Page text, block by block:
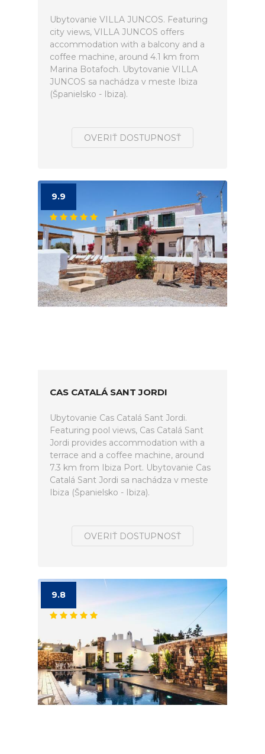
Ubytovanie VILLA JUNCOS. Featuring
city views, VILLA JUNCOS offers
accommodation with a balcony and a
coffee machine, around 4.1 km from
Marina Botafoch. Ubytovanie VILLA
JUNCOS sa nachádza v meste Ibiza
(Španielsko - Ibiza).
OVERIŤ DOSTUPNOSŤ
9.9
CAS CATALÁ SANT JORDI
Ubytovanie Cas Catalá Sant Jordi.
Featuring pool views, Cas Catalá Sant
Jordi provides accommodation with a
terrace and a coffee machine, around
7.3 km from Ibiza Port. Ubytovanie Cas
Catalá Sant Jordi sa nachádza v meste
Ibiza (Španielsko - Ibiza).
OVERIŤ DOSTUPNOSŤ
9.8